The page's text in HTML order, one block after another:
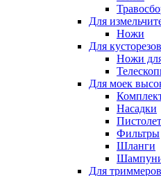
Для
Ножи
Для кусторезов
Ножи для
Для моек
Насадки
Фильтры
Шланги
Для триммеров